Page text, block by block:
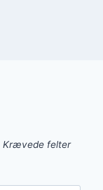
Krævede felter